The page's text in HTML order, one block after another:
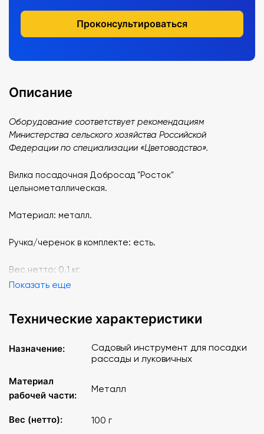
Проконсультироваться
Описание
Оборудование соответствует рекомендациям
Министерства сельского хозяйства Российской
Федерации по специализации «Цветоводство».
Вилка посадочная Добросад "Росток"
цельнометаллическая.
Материал: металл.
Ручка/черенок в комплекте: есть.
Вес нетто: 0.1 кг.
Показать еще
Технические характеристики
Назначение:
Садовый инструмент для посадки
рассады и луковичных
Материал
рабочей части:
Металл
Вес (нетто): 100 г